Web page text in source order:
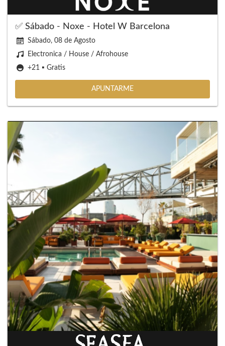
✅ Sábado - Noxe - Hotel W Barcelona
Sábado, 08 de Agosto
Electronica / House / Afrohouse
+21 ▪️ Gratis
APUNTARME